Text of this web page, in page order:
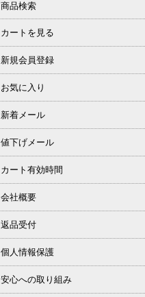
商品検索
カートを見る
新規会員登録
お気に入り
新着メール
値下げメール
カート有効時間
会社概要
返品受付
個人情報保護
安心への取り組み